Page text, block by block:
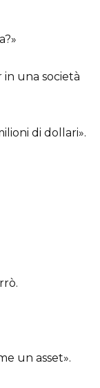
una società
di dollari».
un asset».